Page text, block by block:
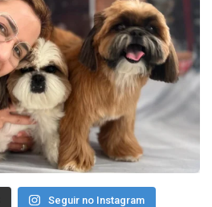
Seguir no Instagram